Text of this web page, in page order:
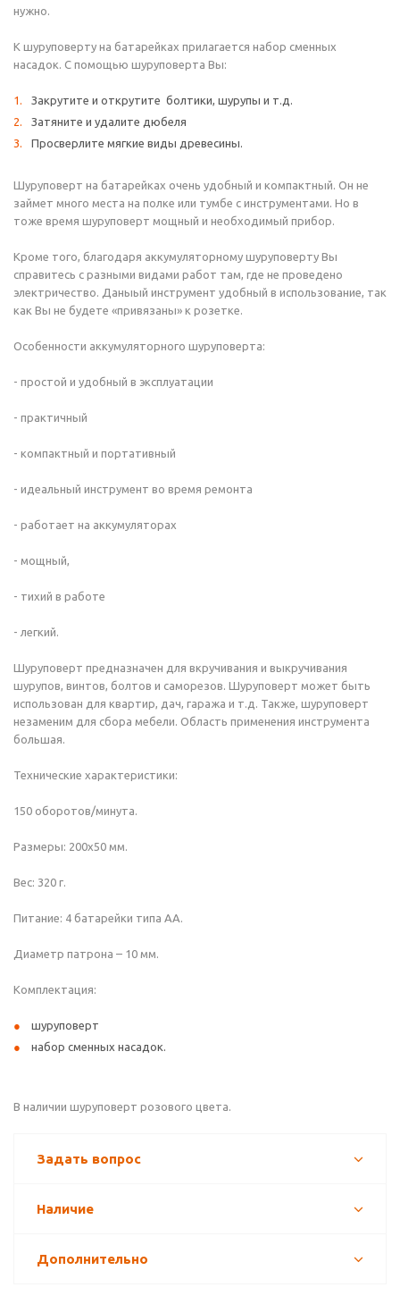
нужно.
К шуруповерту на батарейках прилагается набор сменных
насадок. С помощью шуруповерта Вы:
Закрутите и открутите болтики, шурупы и т.д.
Затяните и удалите дюбеля
Просверлите мягкие виды древесины.
Шуруповерт на батарейках очень удобный и компактный. Он не
займет много места на полке или тумбе с инструментами. Но в
тоже время шуруповерт мощный и необходимый прибор.
Кроме того, благодаря аккумуляторному шуруповерту Вы
справитесь с разными видами работ там, где не проведено
электричество. Даныый инструмент удобный в использование, так
как Вы не будете «привязаны» к розетке.
Особенности аккумуляторного шуруповерта:
- простой и удобный в эксплуатации
- практичный
- компактный и портативный
- идеальный инструмент во время ремонта
- работает на аккумуляторах
- мощный,
- тихий в работе
- легкий.
Шуруповерт предназначен для вкручивания и выкручивания
шурупов, винтов, болтов и саморезов. Шуруповерт может быть
использован для квартир, дач, гаража и т.д. Также, шуруповерт
незаменим для сбора мебели. Область применения инструмента
большая.
Технические характеристики:
150 оборотов/минута.
Размеры: 200х50 мм.
Вес: 320 г.
Питание: 4 батарейки типа АА.
Диаметр патрона – 10 мм.
Комплектация:
шуруповерт
набор сменных насадок.
В наличии шуруповерт розового цвета.
Задать вопрос
Наличие
Дополнительно